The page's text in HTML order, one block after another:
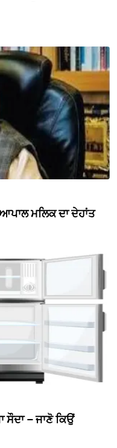
ਮਲਿਕ ਦਾ ਦੇਹਾਂਤ
ਸੌਦਾ – ਜਾਣੋ ਕਿਉਂ